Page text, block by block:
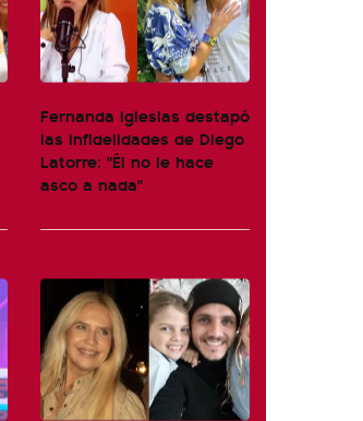
Fernanda Iglesias destapó
las infidelidades de Diego
Latorre: "Él no le hace
asco a nada"